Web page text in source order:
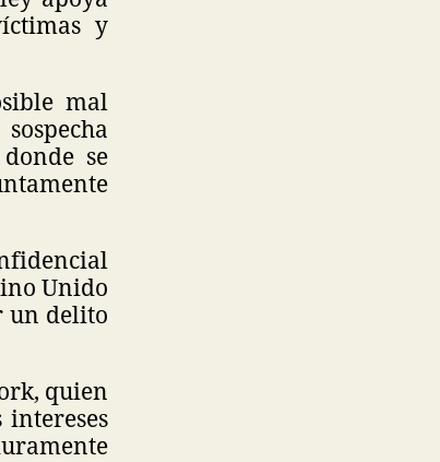
y
mal
se
Unido
un delito
quien